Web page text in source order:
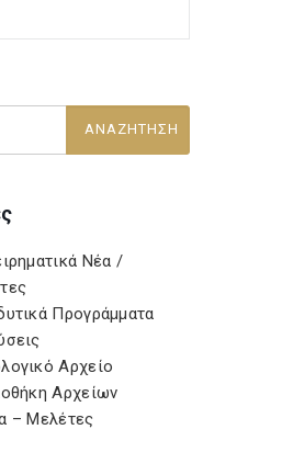
Νέα /
Προγράμματα
Αρχείο
Αρχείων
– Μελέτες